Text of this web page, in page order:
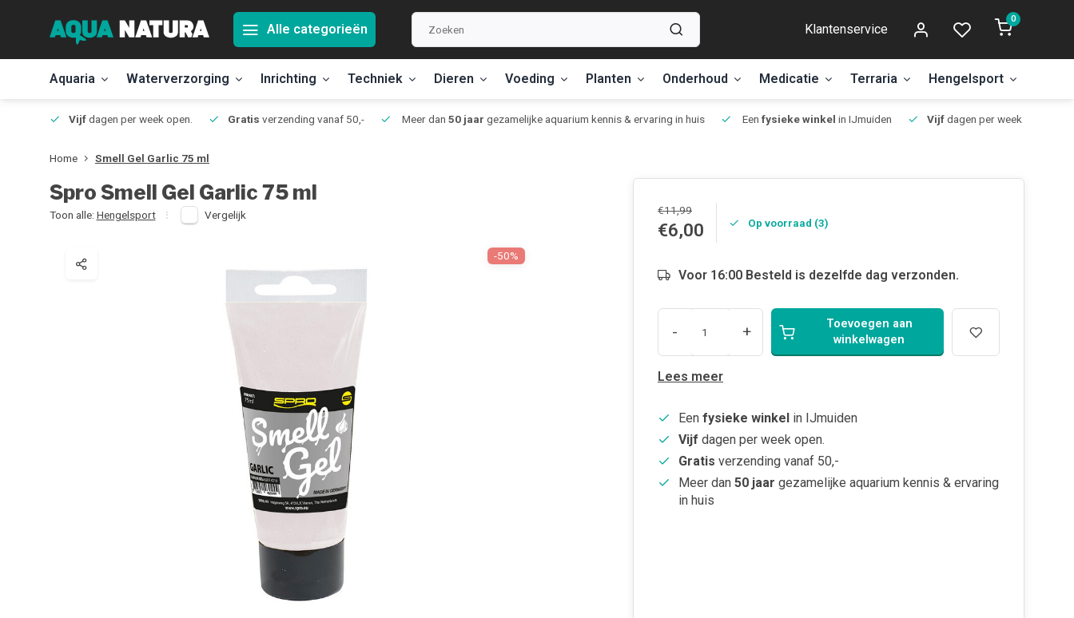
Alle categorieën Klantenservice
0
Aquaria Waterverzorging Inrichting Techniek Dieren Voeding Planten Onderhoud Medicatie Terraria Hengelsport
Vijfdagen per week open. Gratis verzending vanaf 50,- Meer dan 50 jaar gezamelijke aquarium kennis & ervaring in huis Een fysieke winkel in IJmuiden Vijfdagen per week open.
Home Smell Gel Garlic 75 ml
Spro Smell Gel Garlic 75 ml
Toon alle: Hengelsport Vergelijk
-50%
€11,99
€6,00 Op voorraad (3)
Voor 16:00 Besteld is dezelfde dag verzonden.
- +
Toevoegen aan
winkelwagen
Lees meer
Een fysieke winkel in IJmuiden
Vijf dagen per week open.
Gratis verzending vanaf 50,-
Meer dan 50 jaar gezamelijke aquarium kennis & ervaring
in huis